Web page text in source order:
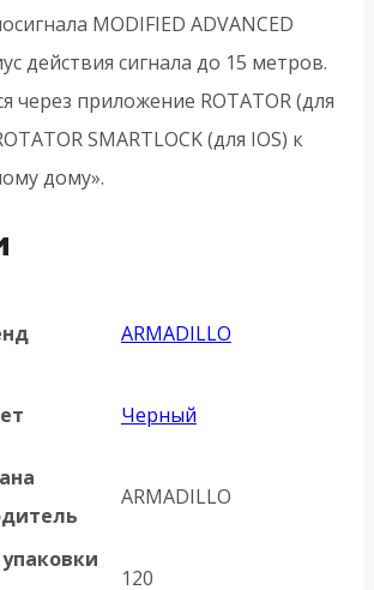
MODIFIED ADVANCED
действия сигнала до 15 метров.
через приложение ROTATOR (для
SMARTLOCK (для IOS) к
дому».
ARMADILLO
Черный
ARMADILLO
120